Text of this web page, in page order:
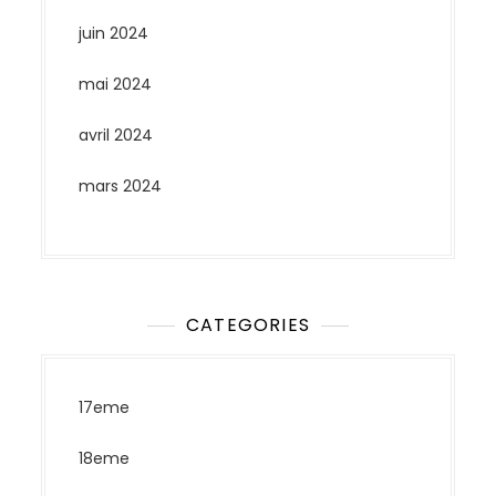
juin 2024
mai 2024
avril 2024
mars 2024
CATEGORIES
17eme
18eme